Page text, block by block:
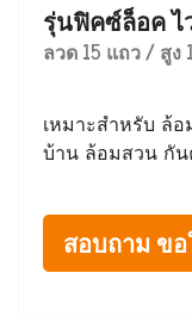
รุ่นฟิคซ์ล็อค ไ
ลวด 15 แถว / สูง
เหมาะสำหรับ ล้
บ้าน ล้อมสวน กั
สอบถาม ข